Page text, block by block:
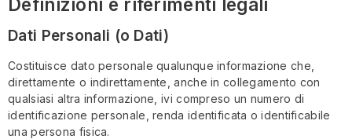
Dati Personali (o Dati)
Costituisce dato personale qualunque informazione che,
direttamente o indirettamente, anche in collegamento con
qualsiasi altra informazione, ivi compreso un numero di
identificazione personale, renda identificata o identificabile
una persona fisica.